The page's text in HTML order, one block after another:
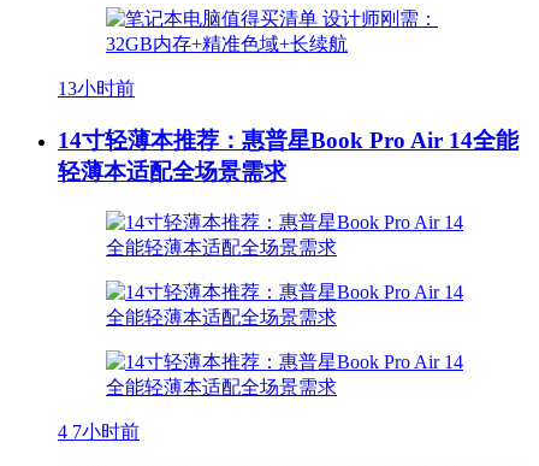
13小时前
14寸轻薄本推荐：惠普星Book Pro Air 14全能
轻薄本适配全场景需求
4 7小时前